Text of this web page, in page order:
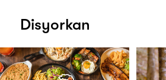
Disyorkan